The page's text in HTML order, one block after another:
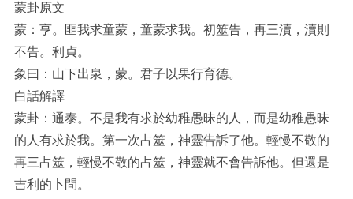
蒙卦原文
蒙：亨。匪我求童蒙，童蒙求我。初筮告，再三瀆，瀆則
不告。利貞。
象曰：山下出泉，蒙。君子以果行育德。
白話解譯
蒙卦：通泰。不是我有求於幼稚愚昧的人，而是幼稚愚昧
的人有求於我。第一次占筮，神靈告訴了他。輕慢不敬的
再三占筮，輕慢不敬的占筮，神靈就不會告訴他。但還是
吉利的卜問。